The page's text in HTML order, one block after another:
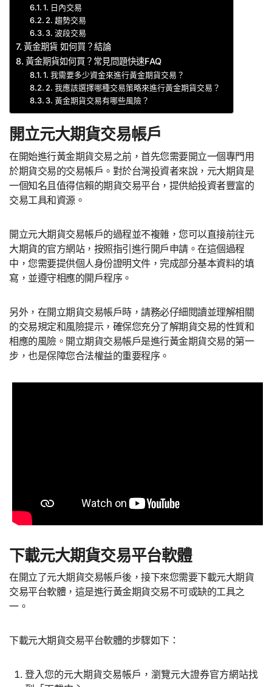
1. 日內交易
2. 趨勢交易
3. 波段交易
黃金期貨 如何買？結論
黃金期貨如何買？常見問題快速FAQ
1. 我需要多少資金來進行黃金期貨交易？
2. 我應該選擇哪種交易策略來進行黃金期貨交易？
3. 黃金期貨交易有哪些風險？
開立元大期貨交易帳戶
在開始進行黃金期貨交易之前，首先您需要開立一個專門用
於期貨交易的交易帳戶。對於台灣投資者來說，元大期貨是
一個知名且值得信賴的期貨交易平台，提供給投資者豐富的
交易工具和資源。
開立元大期貨交易帳戶的過程並不複雜，您可以直接前往元
大期貨的官方網站，按照指引進行開戶申請。在這個過程
中，您需要提供個人身份證明文件，完成部分基本資料的填
寫，並遵守相應的開戶程序。
另外，在開立期貨交易帳戶時，請務必仔細閱讀並理解相關
的交易規定和風險提示，確保您充分了解期貨交易的性質和
相應的風險。開立期貨交易帳戶是進行黃金期貨交易的第一
步，也是保障您合法權益的重要程序。
下載元大期貨交易平台軟體
在開立了元大期貨交易帳戶後，接下來您需要下載元大期貨
交易平台軟體，這是進行黃金期貨交易不可或缺的工具之
一。
下載元大期貨交易平台軟體的步驟如下：
登入您的元大期貨交易帳戶，瀏覽元大證券官方網站找